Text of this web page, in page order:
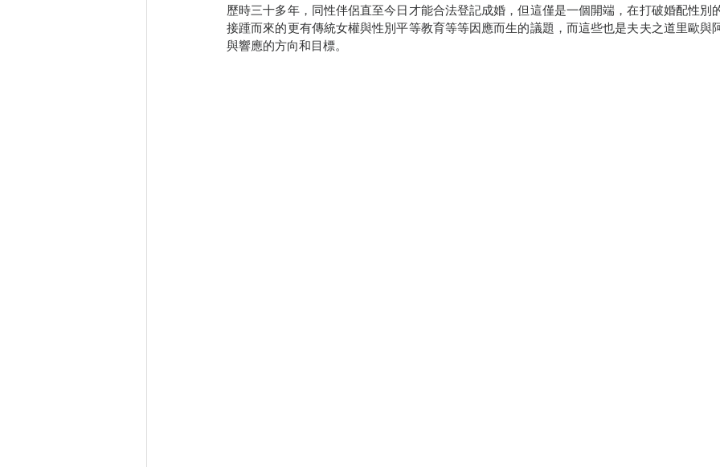
歷時三十多年，同性伴侶直至今日才能合法登記成婚，但這僅是一個開端，在打破婚配性別
接踵而來的更有傳統女權與性別平等教育等等因應而生的議題，而這些也是夫夫之道里歐與
與響應的方向和目標。